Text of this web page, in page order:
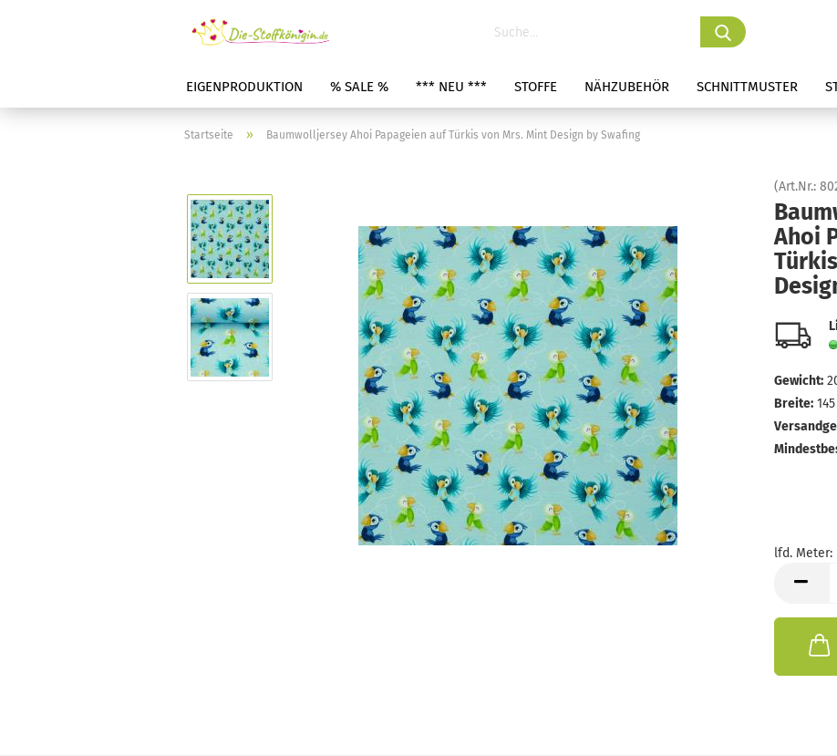
EIGENPRODUKTION % SALE % *** NEU *** STOFFE NÄHZUBEHÖR SCHNITTMUSTER
Startseite » Baumwolljersey Ahoi Papageien auf Türkis von Mrs. Mint Design by Swafing
(Art.Nr.:
Ahoi
Gewicht:
Breite:
lfd. Meter: